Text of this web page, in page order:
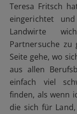
Teresa Fritsch
eingerichtet
Landwirte
Partnersuche zu
Seite gehe, wo
aus allen
einfach viel
finden, als wenn
die sich für